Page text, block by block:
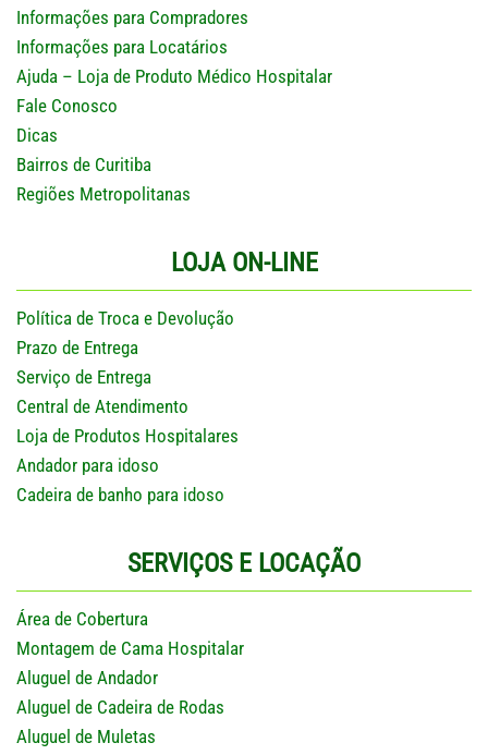
Informações para Compradores
Informações para Locatários
Ajuda – Loja de Produto Médico Hospitalar
Fale Conosco
Dicas
Bairros de Curitiba
Regiões Metropolitanas
LOJA ON-LINE
Política de Troca e Devolução
Prazo de Entrega
Serviço de Entrega
Central de Atendimento
Loja de Produtos Hospitalares
Andador para idoso
Cadeira de banho para idoso
SERVIÇOS E LOCAÇÃO
Área de Cobertura
Montagem de Cama Hospitalar
Aluguel de Andador
Aluguel de Cadeira de Rodas
Aluguel de Muletas